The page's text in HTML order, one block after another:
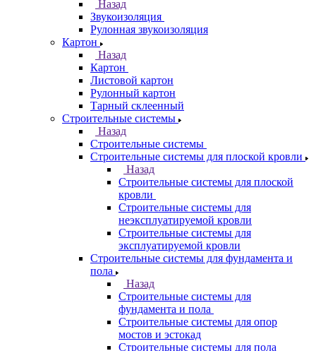
Назад
Звукоизоляция
Рулонная звукоизоляция
Картон
Назад
Картон
Листовой картон
Рулонный картон
Тарный склеенный
Строительные системы
Назад
Строительные системы
Строительные системы для плоской кровли
Назад
Строительные системы для плоской
кровли
Строительные системы для
неэксплуатируемой кровли
Строительные системы для
эксплуатируемой кровли
Строительные системы для фундамента и
пола
Назад
Строительные системы для
фундамента и пола
Строительные системы для опор
мостов и эстокад
Строительные системы для пола